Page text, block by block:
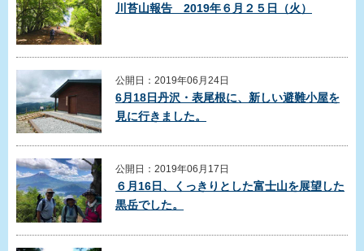
川苔山報告 2019年６月２５日（火）
公開日：2019年06月24日
6月18日丹沢・表尾根に、新しい避難小屋を
見に行きました。
公開日：2019年06月17日
６月16日、くっきりとした富士山を展望した
黒岳でした。